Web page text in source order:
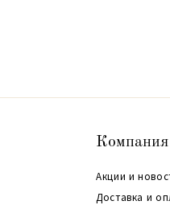
Компания
Акции и
Доставка и